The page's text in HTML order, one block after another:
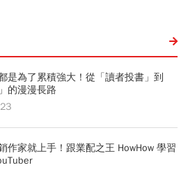
是為了累積強大！從「讀者投書」到
的漫漫長路
作家就上手！跟業配之王 HowHow 學習